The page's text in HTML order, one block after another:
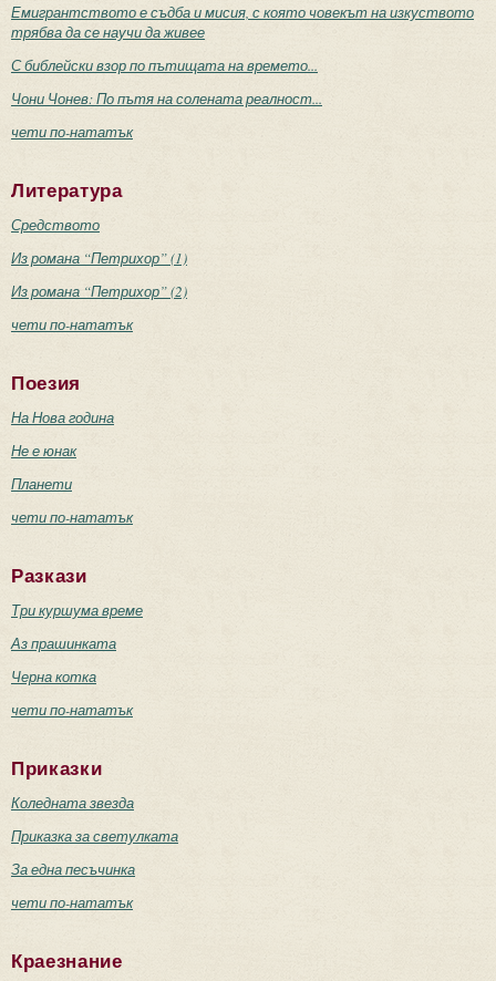
Емигрантството е съдба и мисия, с която човекът на изкуството
трябва да се научи да живее
С библейски взор по пътищата на времето...
Чони Чонев: По пътя на солената реалност...
чети по-нататък
Литература
Средството
Из романа “Петрихор” (1)
Из романа “Петрихор” (2)
чети по-нататък
Поезия
На Нова година
Не е юнак
Планети
чети по-нататък
Разкази
Три куршума време
Аз прашинката
Черна котка
чети по-нататък
Приказки
Коледната звезда
Приказка за светулката
За една песъчинка
чети по-нататък
Краезнание